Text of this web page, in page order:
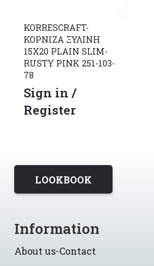
KORRESCRAFT-
ΚΟΡΝΙΖΑ ΞΥΛΙΝΗ
15X20 PLAIN SLIM-
RUSTY PINK 251-103-
78
Sign in /
Register
LOOKBOOK
Information
About us-Contact